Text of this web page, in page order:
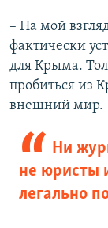
– На мой
фактически
для Крыма.
пробиться из
внешний мир.
Ни
не юристы
легально